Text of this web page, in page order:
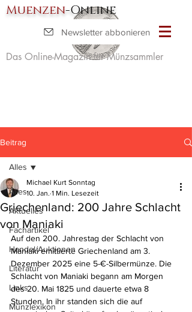
Muenzen-Online
Das Online-Magazin für Münzsammler
Newsletter abbonieren
Beitrag
Alles
Aktuelles
Fachartikel
Handel/Auktionen
Literatur
Links
Münzlexikon
Alles
Griechenland: 200 Jahre Schlacht
von Maniaki
Michael Kurt Sonntag
10. Jan. 1 Min. Lesezeit
Auf den 200. Jahrestag der Schlacht von
Maniaki emittierte Griechenland am 3.
Dezember 2025 eine 5-€-Silbermünze. Die
Schlacht von Maniaki begann am Morgen
des 20. Mai 1825 und dauerte etwa 8
Stunden. In ihr standen sich die auf